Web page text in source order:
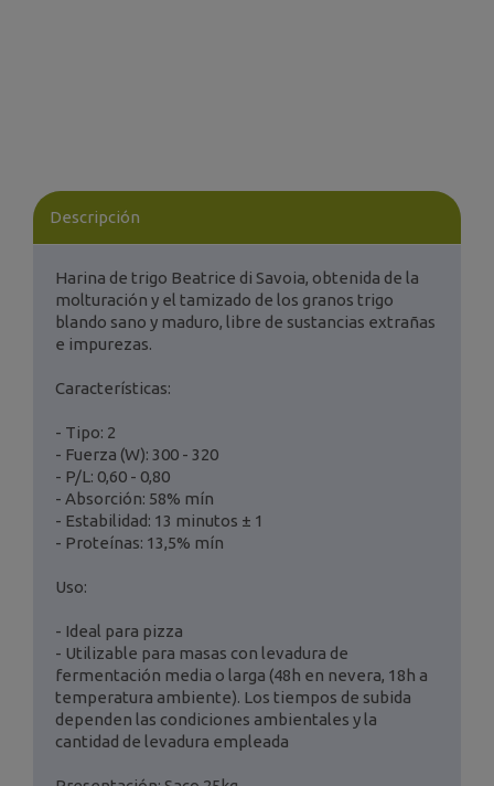
Descripción
Harina de trigo Beatrice di Savoia, obtenida de la
molturación y el tamizado de los granos trigo
blando sano y maduro, libre de sustancias extrañas
e impurezas.
Características:
- Tipo: 2
- Fuerza (W): 300 - 320
- P/L: 0,60 - 0,80
- Absorción: 58% mín
- Estabilidad: 13 minutos ± 1
- Proteínas: 13,5% mín
Uso:
- Ideal para pizza
- Utilizable para masas con levadura de
fermentación media o larga (48h en nevera, 18h a
temperatura ambiente). Los tiempos de subida
dependen las condiciones ambientales y la
cantidad de levadura empleada